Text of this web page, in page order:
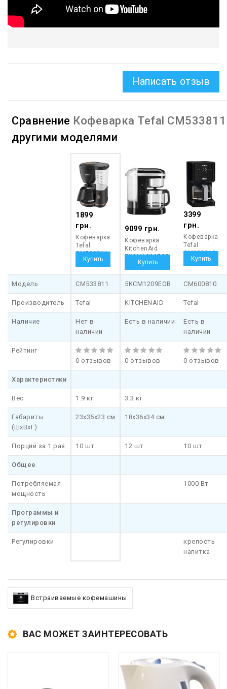
Написать отзыв
Сравнение Кофеварка Tefal CM533811
другими моделями
1899
грн.
Кофеварка
Tefal
CM533811
9099 грн.
Кофеварка
KitchenAid
5KCM1209EOB
3399
грн.
Кофеварка
Tefal
CM600810
Модель CM533811 5KCM1209EOB CM600810
Производитель Tefal KITCHENAID Tefal
Наличие
Нет в
наличии
Есть в наличии
Есть в
наличии
Рейтинг
0 отзывов
0 отзывов 0 отзывов
Характеристики
Вес 1.9 кг 3.3 кг
Габариты
(ШхВхГ)
23x35x23 см 18x36x34 см
Порций за 1 раз 10 шт 12 шт 10 шт
Общее
Потребляемая
мощность
1000 Вт
Программы и
регулировки
Регулировки
крепость
напитка
Встраиваемые кофемашины
ВАС МОЖЕТ ЗАИНТЕРЕСОВАТЬ